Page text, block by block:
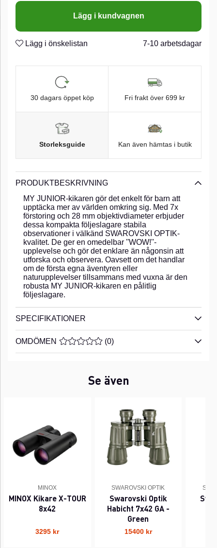
Lägg i kundvagnen
Lägg i önskelistan 7-10 arbetsdagar
30 dagars öppet köp Fri frakt över 699 kr
Storleksguide Kan även hämtas i butik
PRODUKTBESKRIVNING
MY JUNIOR-kikaren gör det enkelt för barn att
upptäcka mer av världen omkring sig. Med 7x
förstoring och 28 mm objektivdiameter erbjuder
dessa kompakta följeslagare stabila
observationer i välkänd SWAROVSKI OPTIK-
kvalitet. De ger en omedelbar ''WOW!''-
upplevelse och gör det enklare än någonsin att
utforska och observera. Oavsett om det handlar
om de första egna äventyren eller
naturupplevelser tillsammans med vuxna är den
robusta MY JUNIOR-kikaren en pålitlig
följeslagare.
SPECIFIKATIONER
OMDÖMEN MEDELBETYG 0 AV 5 ANTAL BETYG 0
(0)
Se även
MINOX
MINOX Kikare X-TOUR
8x42
3295 kr
SWAROVSKI OPTIK
Swarovski Optik
Habicht 7x42 GA -
Green
15400 kr